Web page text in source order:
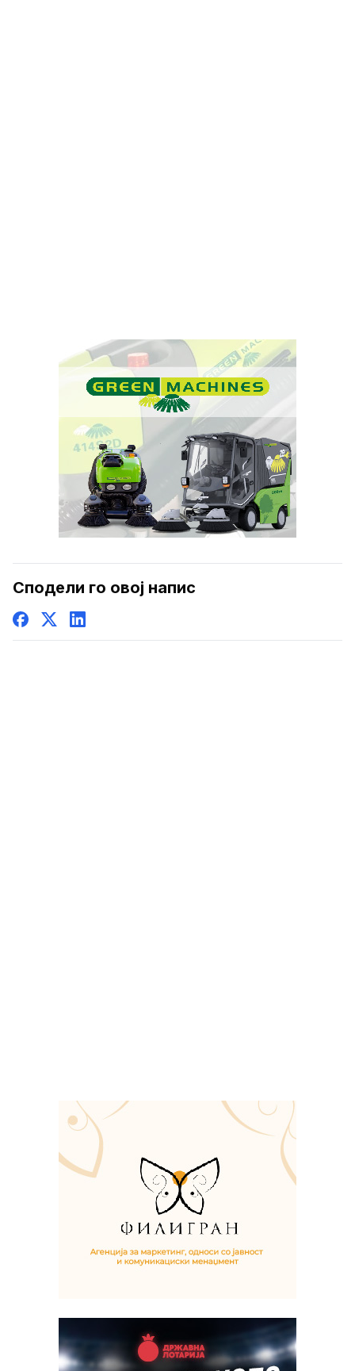
Сподели го овој напис